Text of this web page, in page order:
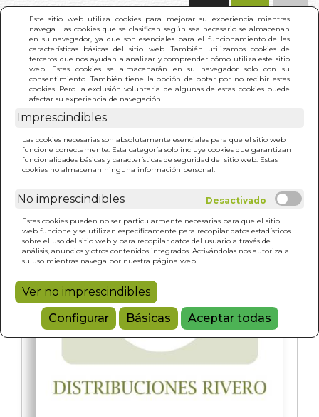
Este sitio web utiliza cookies para mejorar su experiencia mientras
navega. Las cookies que se clasifican según sea necesario se almacenan
en su navegador, ya que son esenciales para el funcionamiento de las
características básicas del sitio web. También utilizamos cookies de
terceros que nos ayudan a analizar y comprender cómo utiliza este sitio
web. Estas cookies se almacenarán en su navegador solo con su
consentimiento. También tiene la opción de optar por no recibir estas
cookies. Pero la exclusión voluntaria de algunas de estas cookies puede
afectar su experiencia de navegación.
Imprescindibles
Las cookies necesarias son absolutamente esenciales para que el sitio web
funcione correctamente. Esta categoría solo incluye cookies que garantizan
funcionalidades básicas y características de seguridad del sitio web. Estas
cookies no almacenan ninguna información personal.
No imprescindibles
Estas cookies pueden no ser particularmente necesarias para que el sitio
web funcione y se utilizan específicamente para recopilar datos estadísticos
sobre el uso del sitio web y para recopilar datos del usuario a través de
análisis, anuncios y otros contenidos integrados. Activándolas nos autoriza a
su uso mientras navega por nuestra página web.
Ver no imprescindibles
Configurar
Básicas Aceptar todas
INICIO >